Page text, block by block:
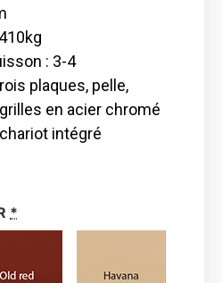
: 3-4
plaques, pelle,
en acier chromé
intégré
*